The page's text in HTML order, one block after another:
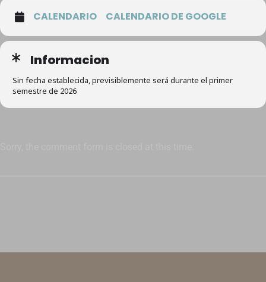
CALENDARIO CALENDARIO DE GOOGLE
Informacion
Sin fecha establecida, previsiblemente será durante el primer
semestre de 2026